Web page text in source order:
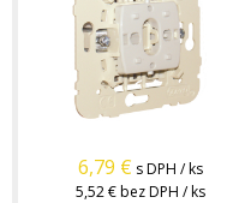
6,79 € s DPH / ks
5,52 €bez DPH / ks